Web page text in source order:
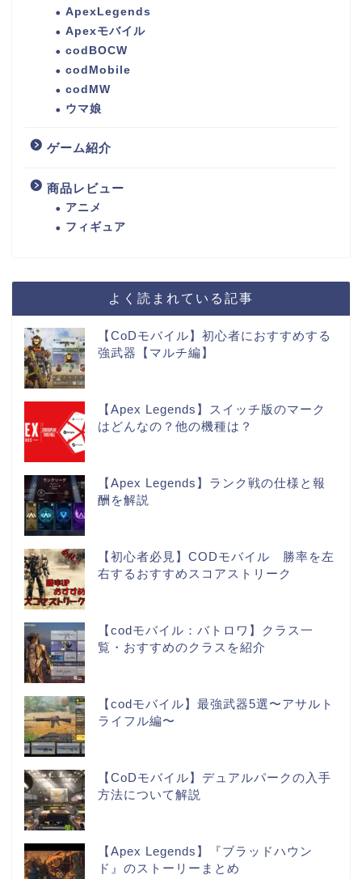
ApexLegends
Apexモバイル
codBOCW
codMobile
codMW
ウマ娘
ゲーム紹介
商品レビュー
アニメ
フィギュア
よく読まれている記事
【CoDモバイル】初心者におすすめする
強武器【マルチ編】
【Apex Legends】スイッチ版のマーク
はどんなの？他の機種は？
【Apex Legends】ランク戦の仕様と報
酬を解説
【初心者必見】CODモバイル 勝率を左
右するおすすめスコアストリーク
【codモバイル：バトロワ】クラス一
覧・おすすめのクラスを紹介
【codモバイル】最強武器5選〜アサルト
ライフル編〜
【CoDモバイル】デュアルパークの入手
方法について解説
【Apex Legends】『ブラッドハウン
ド』のストーリーまとめ